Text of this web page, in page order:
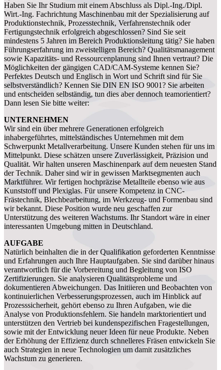
Haben Sie Ihr Studium mit einem Abschluss als Dipl.-Ing./Dipl.
Wirt.-Ing. Fachrichtung Maschinenbau mit der Spezialisierung auf
Produktionstechnik, Prozesstechnik, Verfahrenstechnik oder
Fertigungstechnik erfolgreich abgeschlossen? Sind Sie seit
mindestens 5 Jahren im Bereich Produktionsleitung tätig? Sie haben
Führungserfahrung im zweistelligen Bereich? Qualitätsmanagement
sowie Kapazitäts- und Ressourcenplanung sind Ihnen vertraut? Die
Möglichkeiten der gängigen CAD/CAM-Systeme kennen Sie?
Perfektes Deutsch und Englisch in Wort und Schrift sind für Sie
selbstverständlich? Kennen Sie DIN EN ISO 9001? Sie arbeiten
und entscheiden selbständig, tun dies aber dennoch teamorientiert?
Dann lesen Sie bitte weiter:
UNTERNEHMEN
Wir sind ein über mehrere Generationen erfolgreich
inhabergeführtes, mittelständisches Unternehmen mit dem
Schwerpunkt Metallverarbeitung. Unsere Kunden stehen für uns im
Mittelpunkt. Diese schätzen unsere Zuverlässigkeit, Präzision und
Qualität. Wir halten unseren Maschinenpark auf dem neuesten Stand
der Technik. Daher sind wir in gewissen Marktsegmenten auch
Marktführer. Wir fertigen hochpräzise Metallteile ebenso wie aus
Kunststoff und Plexiglas. Für unsere Kompetenz in CNC-
Frästechnik, Blechbearbeitung, im Werkzeug- und Formenbau sind
wir bekannt. Diese Position wurde neu geschaffen zur
Unterstützung des weiteren Wachstums. Ihr Standort wäre in einer
interessanten Umgebung mitten in Deutschland.
AUFGABE
Natürlich beinhalten die in der Qualifikation geforderten Kenntnisse
und Erfahrungen auch Ihre Hauptaufgaben. Sie sind darüber hinaus
verantwortlich für die Vorbereitung und Begleitung von ISO
Zertifizierungen. Sie analysieren Qualitätsprobleme und
dokumentieren Abweichungen. Das Initiieren und Beobachten von
kontinuierlichen Verbesserungsprozessen, auch im Hinblick auf
Prozesssicherheit, gehört ebenso zu Ihren Aufgaben, wie die
Analyse von Produktionsfehlern. Sie handeln marktorientiert und
unterstützen den Vertrieb bei kundenspezifischen Fragestellungen,
sowie mit der Entwicklung neuer Ideen für neue Produkte. Neben
der Erhöhung der Effizienz durch schnelleres Fräsen entwickeln Sie
auch Strategien in neue Technologien um damit zusätzliches
Wachstum zu generieren.